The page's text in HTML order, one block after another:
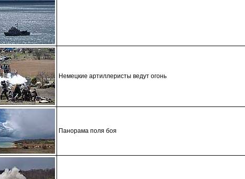
Немецкие артиллеристы ведут огонь
Панорама поля боя